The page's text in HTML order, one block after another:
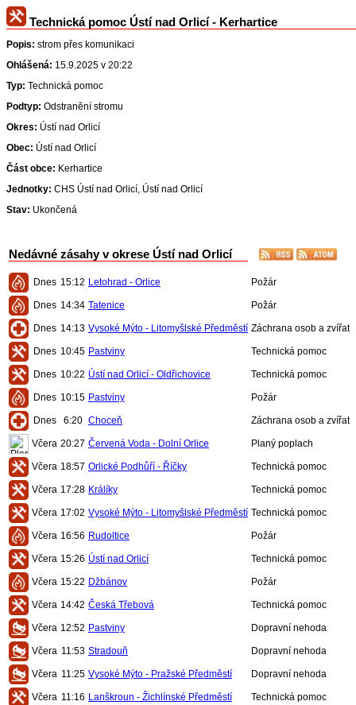
Technická pomoc Ústí nad Orlicí - Kerhartice
Popis: strom přes komunikaci
Ohlášená: 15.9.2025 v 20:22
Typ: Technická pomoc
Podtyp: Odstranění stromu
Okres: Ústí nad Orlicí
Obec: Ústí nad Orlicí
Část obce: Kerhartice
Jednotky: CHS Ústí nad Orlicí, Ústí nad Orlicí
Stav: Ukončená
Nedávné zásahy v okrese Ústí nad Orlicí
Dnes 15:12 Letohrad - Orlice Požár
Dnes 14:34 Tatenice Požár
Dnes 14:13 Vysoké Mýto - Litomyšlské Předměstí Záchrana osob a zvířat
Dnes 10:45 Pastviny Technická pomoc
Dnes 10:22 Ústí nad Orlicí - Oldřichovice Technická pomoc
Dnes 10:15 Pastviny Požár
Dnes 6:20 Choceň Záchrana osob a zvířat
Včera 20:27 Červená Voda - Dolní Orlice Planý poplach
Včera 18:57 Orlické Podhůří - Říčky Technická pomoc
Včera 17:28 Králíky Technická pomoc
Včera 17:02 Vysoké Mýto - Litomyšlské Předměstí Technická pomoc
Včera 16:56 Rudoltice Požár
Včera 15:26 Ústí nad Orlicí Technická pomoc
Včera 15:22 Džbánov Požár
Včera 14:42 Česká Třebová Technická pomoc
Včera 12:52 Pastviny Dopravní nehoda
Včera 11:53 Stradouň Dopravní nehoda
Včera 11:25 Vysoké Mýto - Pražské Předměstí Dopravní nehoda
Včera 11:16 Lanškroun - Žichlínské Předměstí Technická pomoc